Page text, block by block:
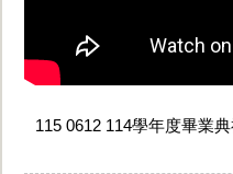
115 0612 114學年度畢業